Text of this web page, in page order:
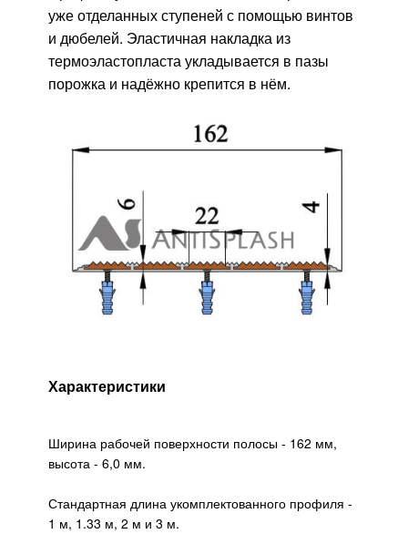
уже отделанных ступеней с помощью винтов
и дюбелей. Эластичная накладка из
термоэластопласта укладывается в пазы
порожка и надёжно крепится в нём.
Характеристики
Ширина рабочей поверхности полосы - 162 мм,
высота - 6,0 мм.
Стандартная длина укомплектованного профиля -
1 м, 1.33 м, 2 м и 3 м.